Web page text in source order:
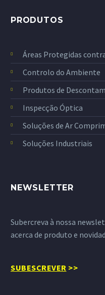
PRODUTOS
Áreas Protegidas
Controlo do Ambiente
Produtos de
Inspecção Óptica
Soluções de Ar
Soluções Industriais
NEWSLETTER
Subercreva à nossa
acerca de produto e
SUBESCREVER >>